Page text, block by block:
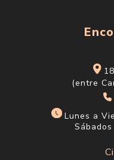
(entre
Lunes a